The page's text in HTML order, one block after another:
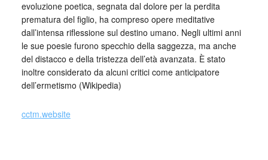
evoluzione poetica, segnata dal dolore per la perdita
prematura del figlio, ha compreso opere meditative
dall’intensa riflessione sul destino umano. Negli ultimi anni
le sue poesie furono specchio della saggezza, ma anche
del distacco e della tristezza dell’età avanzata. È stato
inoltre considerato da alcuni critici come anticipatore
dell’ermetismo (Wikipedia)
cctm.website